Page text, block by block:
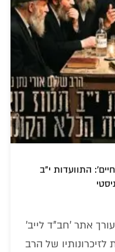
התוועדות י"ב
אתר 'חב"ד לייב'
של הרב